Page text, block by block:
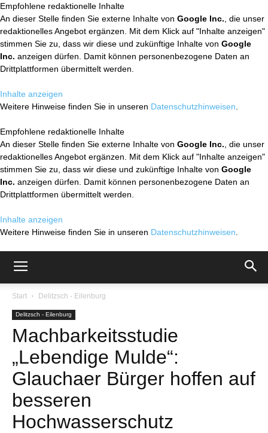
Empfohlene redaktionelle Inhalte
An dieser Stelle finden Sie externe Inhalte von Google Inc. , die unser
redaktionelles Angebot ergänzen. Mit dem Klick auf "Inhalte anzeigen"
stimmen Sie zu, dass wir diese und zukünftige Inhalte von Google
Inc. anzeigen dürfen. Damit können personenbezogene Daten an
Drittplattformen übermittelt werden.
Inhalte anzeigen
Weitere Hinweise finden Sie in unseren Datenschutzhinweisen
Empfohlene redaktionelle Inhalte
An dieser Stelle finden Sie externe Inhalte von Google Inc. , die unser
redaktionelles Angebot ergänzen. Mit dem Klick auf "Inhalte anzeigen"
stimmen Sie zu, dass wir diese und zukünftige Inhalte von Google
Inc. anzeigen dürfen. Damit können personenbezogene Daten an
Drittplattformen übermittelt werden.
Inhalte anzeigen
Weitere Hinweise finden Sie in unseren Datenschutzhinweisen
Start Delitzsch - Eilenburg
Delitzsch - Eilenburg
Machbarkeitsstudie
„Lebendige Mulde“:
Glauchaer Bürger hoffen auf
besseren
Hochwasserschutz